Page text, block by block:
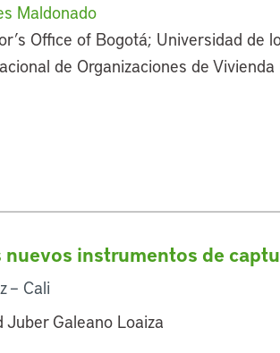
Maldonado
Office of Bogotá; Universidad de
de Organizaciones de
nuevos instrumentos de
– Cali
Galeano Loaiza